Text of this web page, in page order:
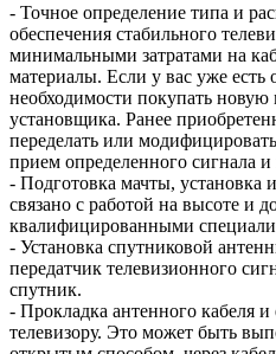
- Точное определение типа и
обеспечения стабильного
минимальными затратами на
материалы. Если у вас уже есть
необходимости покупать
установщика. Ранее
переделать или
прием определенного сигнала
- Подготовка мачты, установка
связано с работой на высоте и
квалифицированными
- Установка спутниковой
передатчик телевизионного
спутник.
- Прокладка антенного кабеля
телевизору. Это может быть